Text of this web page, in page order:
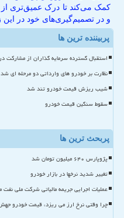
کمک می‌کند تا درک عمیق‌تری از
و در تصمیم‌گیری‌های خود در این
پربیننده ترین ها
استقبال گسترده سرمایه گذاران از مشارکت
نظارت بر خودرو های وارداتی دو مرحله ای
شیب ریزش قیمت خودرو تند شد
سقوط سنگین قیمت خودرو
پربحث ترین ها
پژوپارس ۶۴۰ میلیون تومان شد
تغییر شدید نرخها در بازار خودرو
عملیات اجرایی جریمه مالیاتی شرکت ملی
چرا وقتی نرخ ارز می ریزد، قیمت خودرو